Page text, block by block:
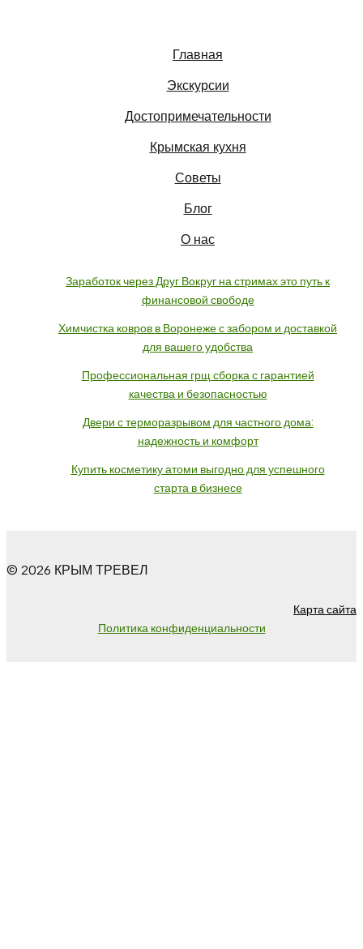
Главная
Экскурсии
Достопримечательности
Крымская кухня
Советы
Блог
О нас
Заработок через Друг Вокруг на стримах это путь к
финансовой свободе
Химчистка ковров в Воронеже с забором и доставкой
для вашего удобства
Профессиональная грщ сборка с гарантией
качества и безопасностью
Двери с терморазрывом для частного дома:
надежность и комфорт
Купить косметику атоми выгодно для успешного
старта в бизнесе
© 2026 КРЫМ ТРЕВЕЛ
Карта сайта
Политика конфиденциальности